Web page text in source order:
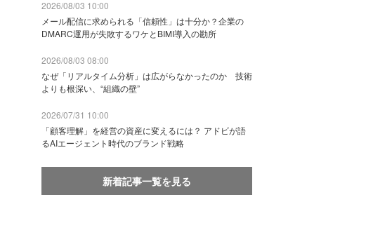
2026/08/03 10:00
メール配信に求められる「信頼性」は十分か？企業の
DMARC運用が失敗するワケとBIMI導入の勘所
2026/08/03 08:00
なぜ「リアルタイム分析」は広がらなかったのか 技術
よりも根深い、“組織の壁”
2026/07/31 10:00
「顧客理解」を経営の資産に変えるには？ アドビが語
るAIエージェント時代のブランド戦略
新着記事一覧を見る